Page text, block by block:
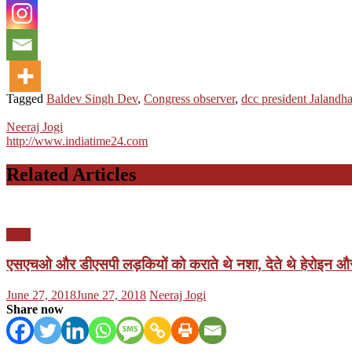
Tagged Baldev Singh Dev, Congress observer, dcc president
Neeraj Jogi
http://www.indiatime24.com
Related Articles
एसएचओ और डीएसपी लड़कियों को कराते थे नशा, देते थे हेरोइन
Posted
on
June 27, 2018June 27, 2018 Author
Neeraj Jogi
Share now